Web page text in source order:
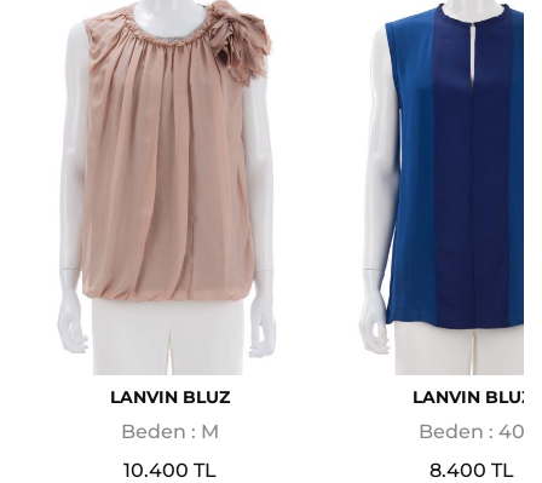
LANVIN BLUZ
Beden : M
10.400 TL
LANVIN BLUZ
Beden : 40
8.400 TL